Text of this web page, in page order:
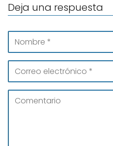
Deja una respuesta